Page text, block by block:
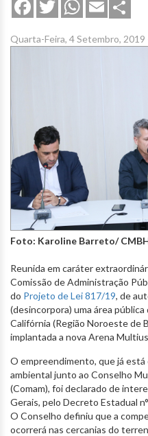
FacebookTwitterWhatsApp
Email
Quarta-Feira, 4 Setembro, 2019
Foto: Karoline Barreto/
Reunida em caráter
Comissão de Administração
do Projeto de Lei 817/19, de
(desincorpora) uma área pública
Califórnia (Região Noroeste de
implantada a nova Arena
O empreendimento, que já
ambiental junto ao Conselho
(Comam), foi declarado de
Gerais, pelo Decreto Estadual
O Conselho definiu que a
ocorrerá nas cercanias do